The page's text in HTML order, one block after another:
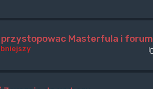
Masterfula i forum